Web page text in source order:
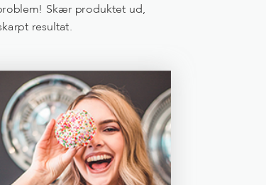
Skær produktet ud,
resultat.